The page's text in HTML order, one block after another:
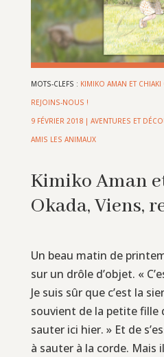
MOTS-CLEFS : KIMIKO AMAN ET CHIAKI
REJOINS-NOUS !
9 FÉVRIER 2018| AVENTURES ET
AMIS LES ANIMAUX
Kimiko Aman
Okada, Viens,
Un beau matin de
sur un drôle d’objet. «
Je suis sûr que c’est la
souvient de la petite fille
sauter ici hier. » Et de
à sauter à la corde. Mais